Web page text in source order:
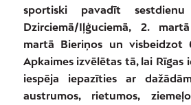
sportiski pavadīt
Dzirciemā/Iļģuciemā, 2.
martā Bieriņos un visbeidzot
Apkaimes izvēlētas tā, lai
iespēja iepazīties ar
austrumos, rietumos,